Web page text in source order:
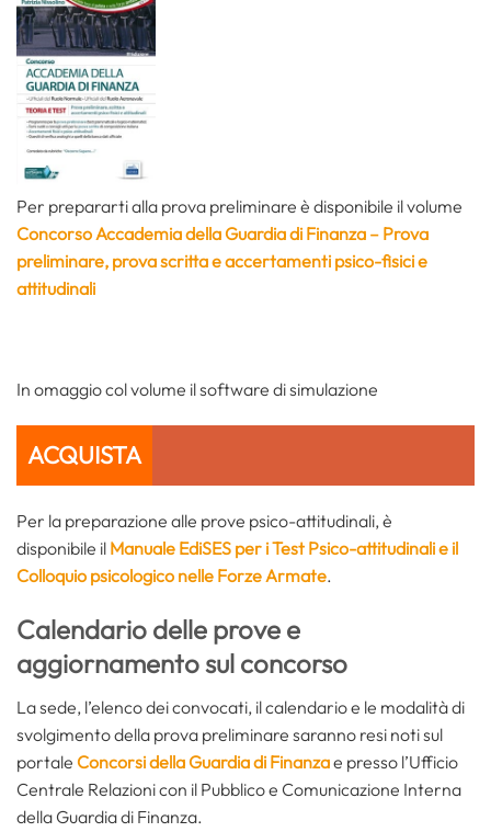
Per prepararti alla prova preliminare è disponibile il volume
Concorso Accademia della Guardia di Finanza – Prova
preliminare, prova scritta e accertamenti psico-fisici e
attitudinali
In omaggio col volume il software di simulazione
ACQUISTA
Per la preparazione alle prove psico-attitudinali, è
disponibile il Manuale EdiSES per i Test Psico-attitudinali e il
Colloquio psicologico nelle Forze Armate.
Calendario delle prove e
aggiornamento sul concorso
La sede, l’elenco dei convocati, il calendario e le modalità di
svolgimento della prova preliminare saranno resi noti sul
portale Concorsi della Guardia di Finanzae presso l’Ufficio
Centrale Relazioni con il Pubblico e Comunicazione Interna
della Guardia di Finanza.